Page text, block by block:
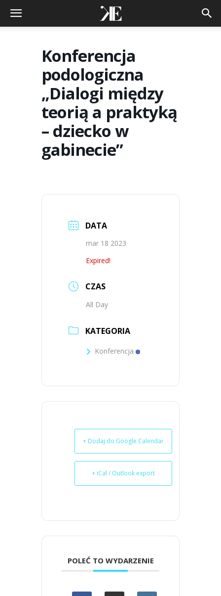
Konferencja
podologiczna
„Dialogi między
teorią a praktyką
– dziecko w
gabinecie”
DATA
mar 18 2023
Expired!
CZAS
All Day
KATEGORIA
Konferencja
+ Dodaj do Google Calendar
+ iCal / Outlook export
POLEĆ TO WYDARZENIE